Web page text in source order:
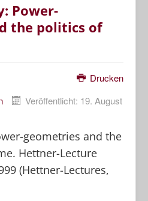
Power-
the politics of
Drucken
Veröffentlicht: 19. August
geometries and the
Hettner-Lecture
(Hettner-Lectures,